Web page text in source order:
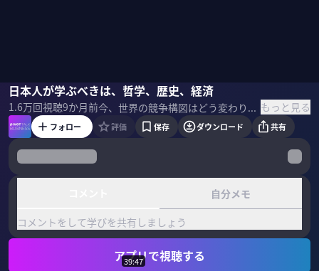
日本人が学ぶべきは、哲学、歴史、経済
1.6万回視聴9か月前 今、世界の競争構図はどう変わりつつあるのか？なぜ米国は日本を求めるのか？高市政権下で日本経済はどう進化するのか？新しい時代に、日本の大人と子どもはどう学ぶべきか？地政学のプロである、田村耕太郎・シンガポール国立大学リー・クアンユー公共政策大学院兼任教授に聞いた。 ＜ゲスト＞ 田村耕太郎｜シンガポール国立大学 リー・クアンユー公共政策大学院 兼任教授 早大卒後、慶大MBA、イェール大院等修了。山一證券、大阪日日新聞社長を経て参院議員。第1次安倍内閣で内閣府政務官を務める。14年よりシンガポール国立大兼任教授。22年よりカリフォルニア大でも主宰。地政学講座の修了生は600名を超える。メルマガを配信中: もっと見る
田村耕太郎佐々木紀彦
フォロー 評価 保存 ダウンロード 共有
自分メモ
コメントをして学びを共有しましょう
アプリで視聴する
39:47